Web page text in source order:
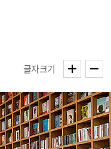
글자크기